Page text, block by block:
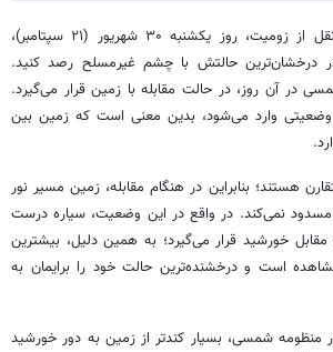
به گزارش خبرآنلاین، به نقل از زومیت، روز یکشنبه ۳۰ شهریور (۲۱ سپتامبر)،
درخشان‌ترین حالتش با چشم غیرمسلح رصد کنید.
در آن روز، در حالت مقابله با زمین قرار می‌گیرد.
وارد می‌شود، بدین معنی است که زمین بین
هستند؛ بنابراین در هنگام مقابله، زمین مسیر نور
نمی‌کند. در واقع در این وضعیت، سیاره درست
خورشید قرار می‌گیرد؛ به همین دلیل، بیشترین
است و درخشنده‌ترین حالت خود را برایمان به
منظومه شمسی، بسیار کندتر از زمین به دور خورشید